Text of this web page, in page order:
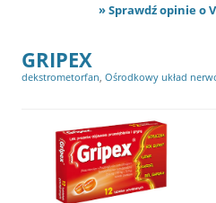
» Sprawdź opinie o
GRIPEX
dekstrometorfan Ośrodkowy układ